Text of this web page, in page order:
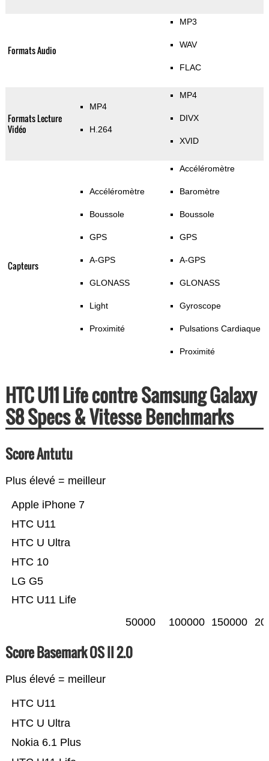
Formats Audio
MP3
WAV
FLAC
Formats Lecture
Vidéo
MP4
H.264
MP4
DIVX
XVID
Capteurs
Accéléromètre
Boussole
GPS
A-GPS
GLONASS
Light
Proximité
Accéléromètre
Baromètre
Boussole
GPS
A-GPS
GLONASS
Gyroscope
Pulsations Cardiaque
Proximité
HTC U11 Life contre Samsung Galaxy
S8 Specs & Vitesse Benchmarks
Score Antutu
Plus élevé = meilleur
HTC U11 Life
LG G5
HTC 10
HTC U Ultra
HTC U11
Apple iPhone 7
50000 100000 150000
Score Basemark OS II 2.0
Plus élevé = meilleur
Nokia 6.1 Plus
HTC U Ultra
HTC U11